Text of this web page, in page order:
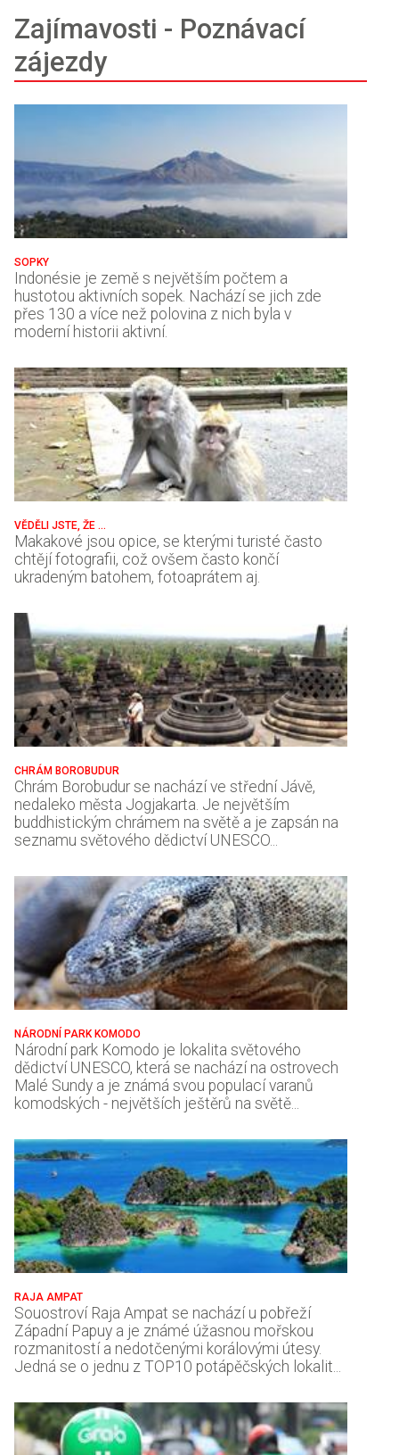
Zajímavosti - Poznávací
zájezdy
SOPKY
Indonésie je země s největším počtem a
hustotou aktivních sopek. Nachází se jich zde
přes 130 a více než polovina z nich byla v
moderní historii aktivní.
VĚDĚLI JSTE, ŽE ...
Makakové jsou opice, se kterými turisté často
chtějí fotografii, což ovšem často končí
ukradeným batohem, fotoaprátem aj.
CHRÁM BOROBUDUR
Chrám Borobudur se nachází ve střední Jávě,
nedaleko města Jogjakarta. Je největším
buddhistickým chrámem na světě a je zapsán na
seznamu světového dědictví UNESCO...
NÁRODNÍ PARK KOMODO
Národní park Komodo je lokalita světového
dědictví UNESCO, která se nachází na ostrovech
Malé Sundy a je známá svou populací varanů
komodských - největších ještěrů na světě...
RAJA AMPAT
Souostroví Raja Ampat se nachází u pobřeží
Západní Papuy a je známé úžasnou mořskou
rozmanitostí a nedotčenými korálovými útesy.
Jedná se o jednu z TOP10 potápěčských lokalit...